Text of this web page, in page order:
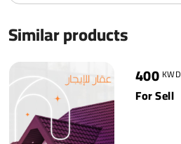
Similar products
400 KWD
For Sell